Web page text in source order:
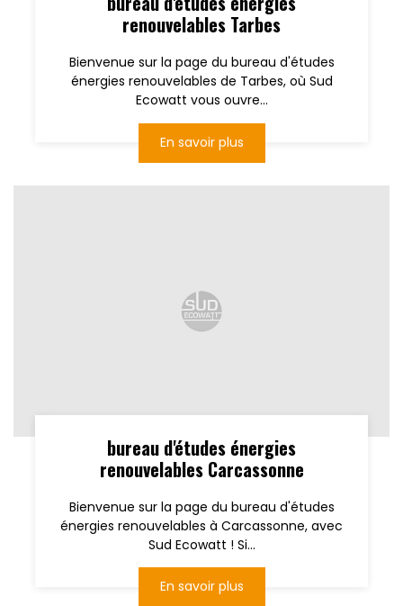
renouvelables Tarbes
Bienvenue sur la page du bureau d'études
énergies renouvelables de Tarbes, où Sud
Ecowatt vous ouvre...
En savoir plus
bureau d'études énergies
renouvelables Carcassonne
Bienvenue sur la page du bureau d'études
énergies renouvelables à Carcassonne, avec
Sud Ecowatt ! Si...
En savoir plus